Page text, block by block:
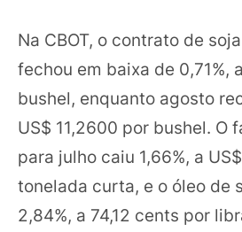
Na CBOT, o contrato de
fechou em baixa de 0,71%,
bushel, enquanto agosto
US$ 11,2600 por bushel. O
para julho caiu 1,66%, a
tonelada curta, e o óleo de
2,84%, a 74,12 cents por